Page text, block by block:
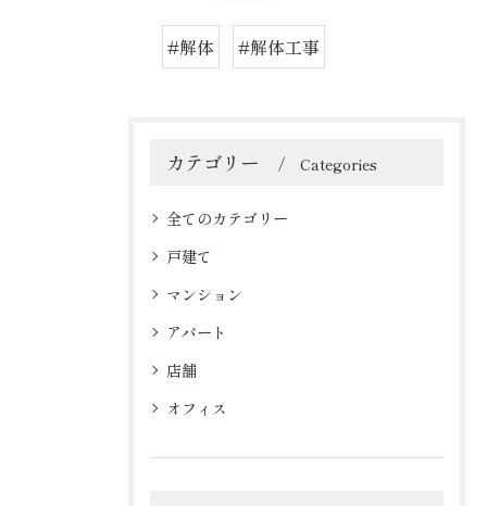
#解体 #解体工事
カテゴリー Categories
全てのカテゴリー
戸建て
マンション
アパート
店舗
オフィス